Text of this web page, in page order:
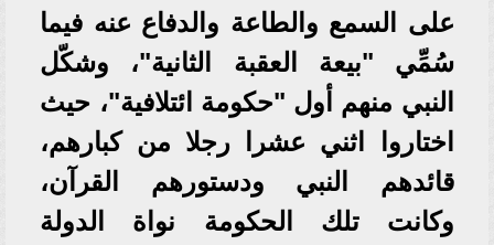
على السمع والطاعة والدفاع عنه فيما
سُمِّي "بيعة العقبة الثانية"، وشكّل
النبي منهم أول "حكومة ائتلافية"، حيث
اختاروا اثني عشرا رجلا من كبارهم،
قائدهم النبي ودستورهم القرآن،
وكانت تلك الحكومة نواة الدولة